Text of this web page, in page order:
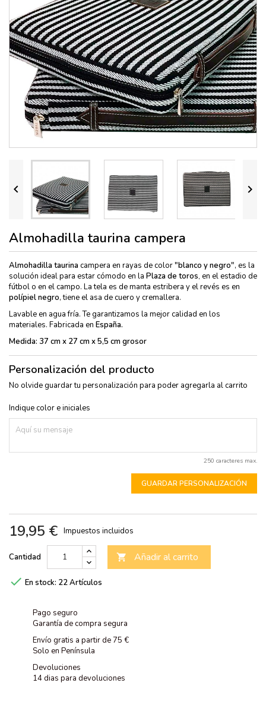
 
Almohadilla taurina campera
Almohadilla taurina campera en rayas de color"blanco y negro", es la
solución ideal para estar cómodo en la Plaza de toros, en el estadio de
fútbol o en el campo. La tela es de manta estribera y el revés es en
polípiel negro, tiene el asa de cuero y cremallera.
Lavable en agua fría. Te garantizamos la mejor calidad en los
materiales. Fabricada en España.
Medida: 37 cm x 27 cm x 5,5 cm grosor
Personalización del producto
No olvide guardar tu personalización para poder agregarla al carrito
Indique color e iniciales
250 caracteres max.
GUARDAR PERSONALIZACIÓN
19,95 € Impuestos incluidos
Cantidad  Añadir al carrito
 En stock: 22 Artículos
Pago seguro
Garantía de compra segura
Envío gratis a partir de 75 €
Solo en Península
Devoluciones
14 dias para devoluciones